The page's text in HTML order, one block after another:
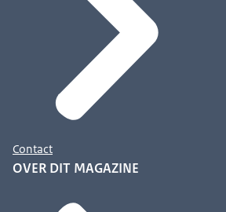
Contact
OVER DIT MAGAZINE